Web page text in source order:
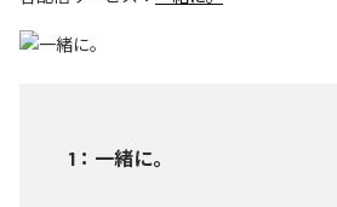
1 ： 一緒に。